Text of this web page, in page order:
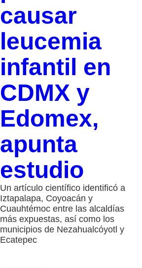
causar
leucemia
infantil en
CDMX y
Edomex,
apunta
estudio
Un artículo científico identificó a
Iztapalapa, Coyoacán y
Cuauhtémoc entre las alcaldías
más expuestas, así como los
municipios de Nezahualcóyotl y
Ecatepec